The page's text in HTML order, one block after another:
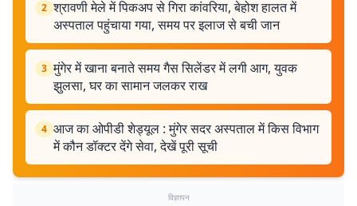
2 श्रावणी मेले में पिकअप से गिरा कांवरिया, बेहोश हालत में
अस्पताल पहुंचाया गया, समय पर इलाज से बची जान
3 मुंगेर में खाना बनाते समय गैस सिलेंडर में लगी आग, युवक
झुलसा, घर का सामान जलकर राख
4 आज का ओपीडी शेड्यूल : मुंगेर सदर अस्पताल में किस विभाग
में कौन डॉक्टर देंगे सेवा, देखें पूरी सूची
विज्ञापन